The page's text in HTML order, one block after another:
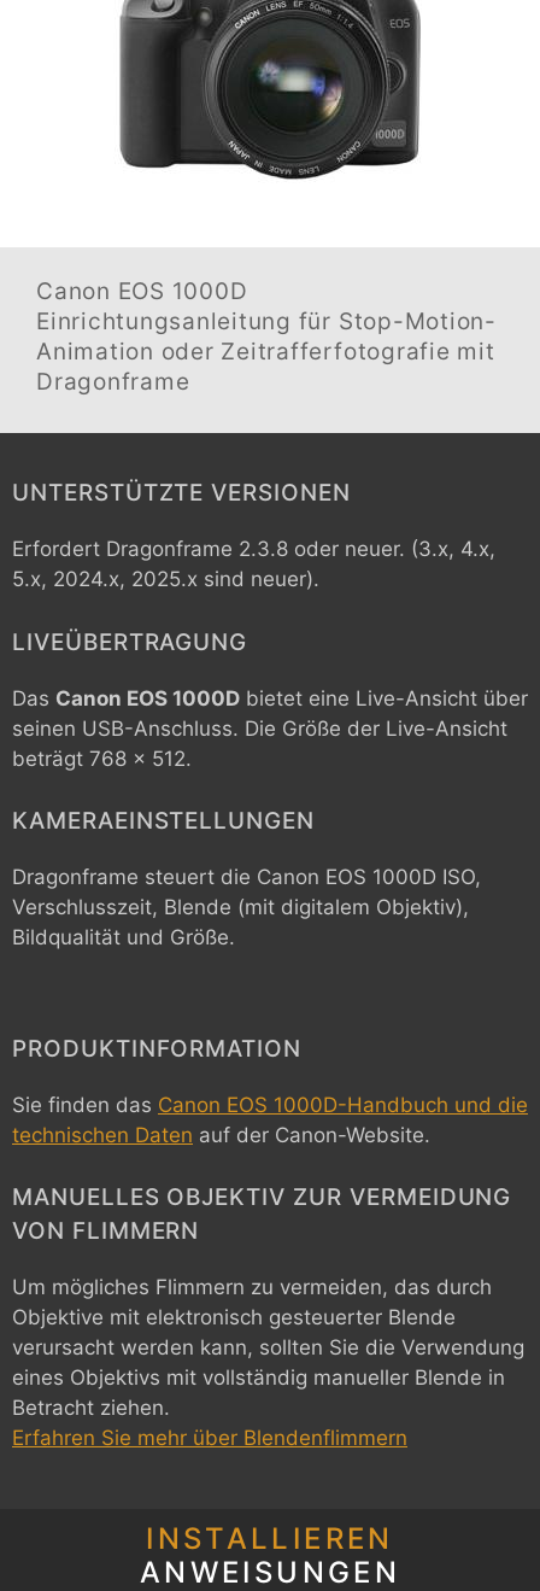
Canon EOS 1000D
Einrichtungsanleitung für Stop-Motion-
Animation oder Zeitrafferfotografie mit
Dragonframe
UNTERSTÜTZTE VERSIONEN
Erfordert Dragonframe 2.3.8 oder neuer. (3.x, 4.x,
5.x, 2024.x, 2025.x sind neuer).
LIVEÜBERTRAGUNG
Das Canon EOS 1000D bietet eine Live-Ansicht über
seinen USB-Anschluss. Die Größe der Live-Ansicht
beträgt 768 x 512.
KAMERAEINSTELLUNGEN
Dragonframe steuert die Canon EOS 1000D ISO,
Verschlusszeit, Blende (mit digitalem Objektiv),
Bildqualität und Größe.
PRODUKTINFORMATION
Sie finden das Canon EOS 1000D-Handbuch und die
technischen Daten auf der Canon-Website.
MANUELLES OBJEKTIV ZUR VERMEIDUNG
VON FLIMMERN
Um mögliches Flimmern zu vermeiden, das durch
Objektive mit elektronisch gesteuerter Blende
verursacht werden kann, sollten Sie die Verwendung
eines Objektivs mit vollständig manueller Blende in
Betracht ziehen.
Erfahren Sie mehr über Blendenflimmern
INSTALLIEREN
ANWEISUNGEN